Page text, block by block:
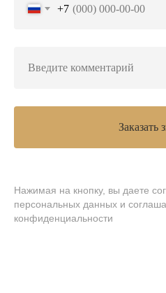
+7
Заказать
Нажимая на кнопку, вы даете
персональных данных и
конфиденциальности